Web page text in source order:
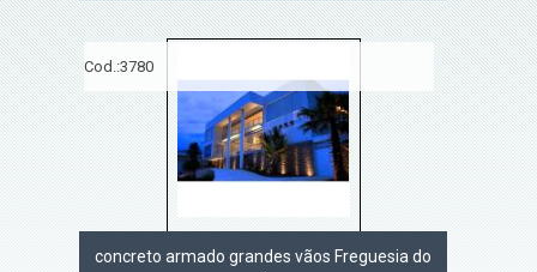
Cod.:3780
concreto armado grandes vãos Freguesia do